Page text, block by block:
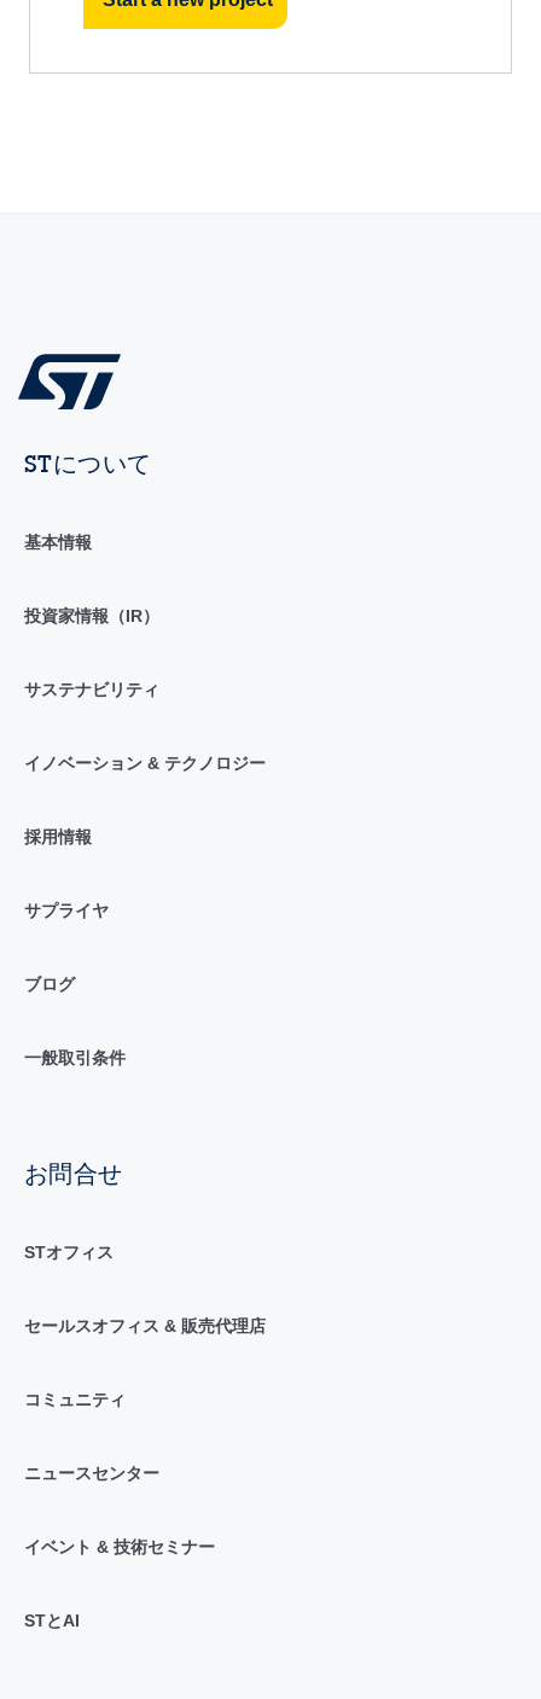
STについて
基本情報
投資家情報（IR）
サステナビリティ
イノベーション & テクノロジー
採用情報
サプライヤ
ブログ
一般取引条件
お問合せ
STオフィス
セールスオフィス & 販売代理店
コミュニティ
ニュースセンター
イベント & 技術セミナー
STとAI